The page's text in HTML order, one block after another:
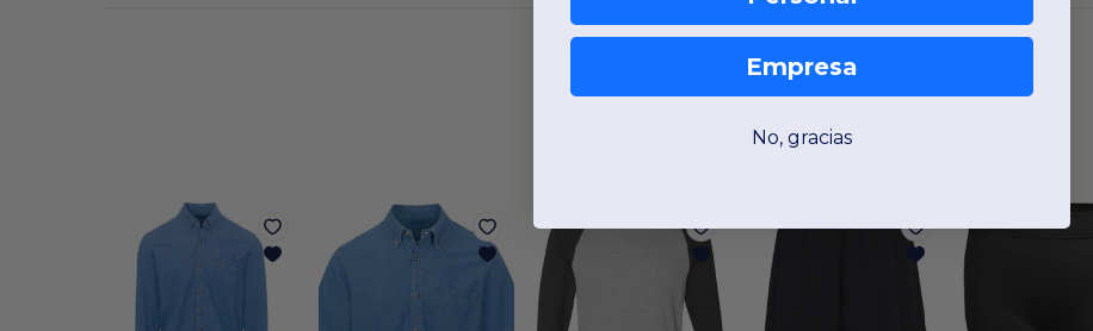
Productos interesantes
Empresa
No, gracias